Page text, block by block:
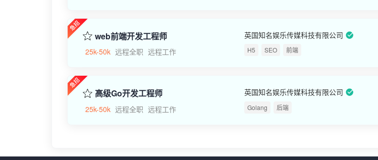
web前端开发工程师
25k-50k 远程全职 远程工作
英国知名娱乐传媒科技有限公司
H5 SEO 前端
高级Go开发工程师
25k-50k 远程全职 远程工作
英国知名娱乐传媒科技有限公司
Golang 后端